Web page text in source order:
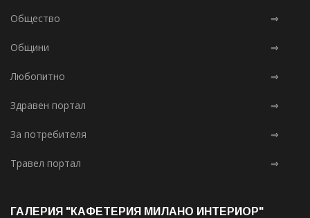
Общество ⇒
Общини ⇒
Любопитно ⇒
Здравен портал ⇒
За потребителя ⇒
Травел портал ⇒
ГАЛЕРИЯ "КАФЕТЕРИЯ МИЛАНО ИНТЕРИОР"